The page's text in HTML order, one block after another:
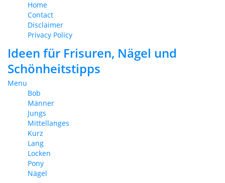
Home
Contact
Disclaimer
Privacy Policy
Ideen für Frisuren, Nägel und
Schönheitstipps
Menu
Bob
Männer
Jungs
Mittellanges
Kurz
Lang
Locken
Pony
Nägel